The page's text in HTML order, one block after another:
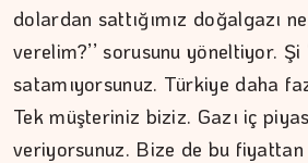
dolardan sattığımız doğalgazı
verelim?’’ sorusunu yöneltiyor. Şi
satamıyorsunuz. Türkiye daha
Tek müşteriniz biziz. Gazı iç
veriyorsunuz. Bize de bu fiyattan
MEZİN DEDEYİ
194 yıl yaşayacakmışız...…